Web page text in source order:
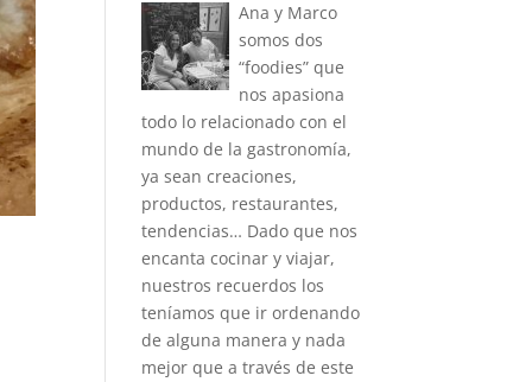
Ana y Marco
somos dos
“foodies” que
nos apasiona
todo lo relacionado con el
mundo de la gastronomía,
ya sean creaciones,
productos, restaurantes,
tendencias… Dado que nos
encanta cocinar y viajar,
nuestros recuerdos los
teníamos que ir ordenando
de alguna manera y nada
mejor que a través de este